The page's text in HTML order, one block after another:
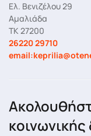
Ελ. Βενιζέλου 29
Αμαλιάδα
ΤΚ 27200
26220 29710